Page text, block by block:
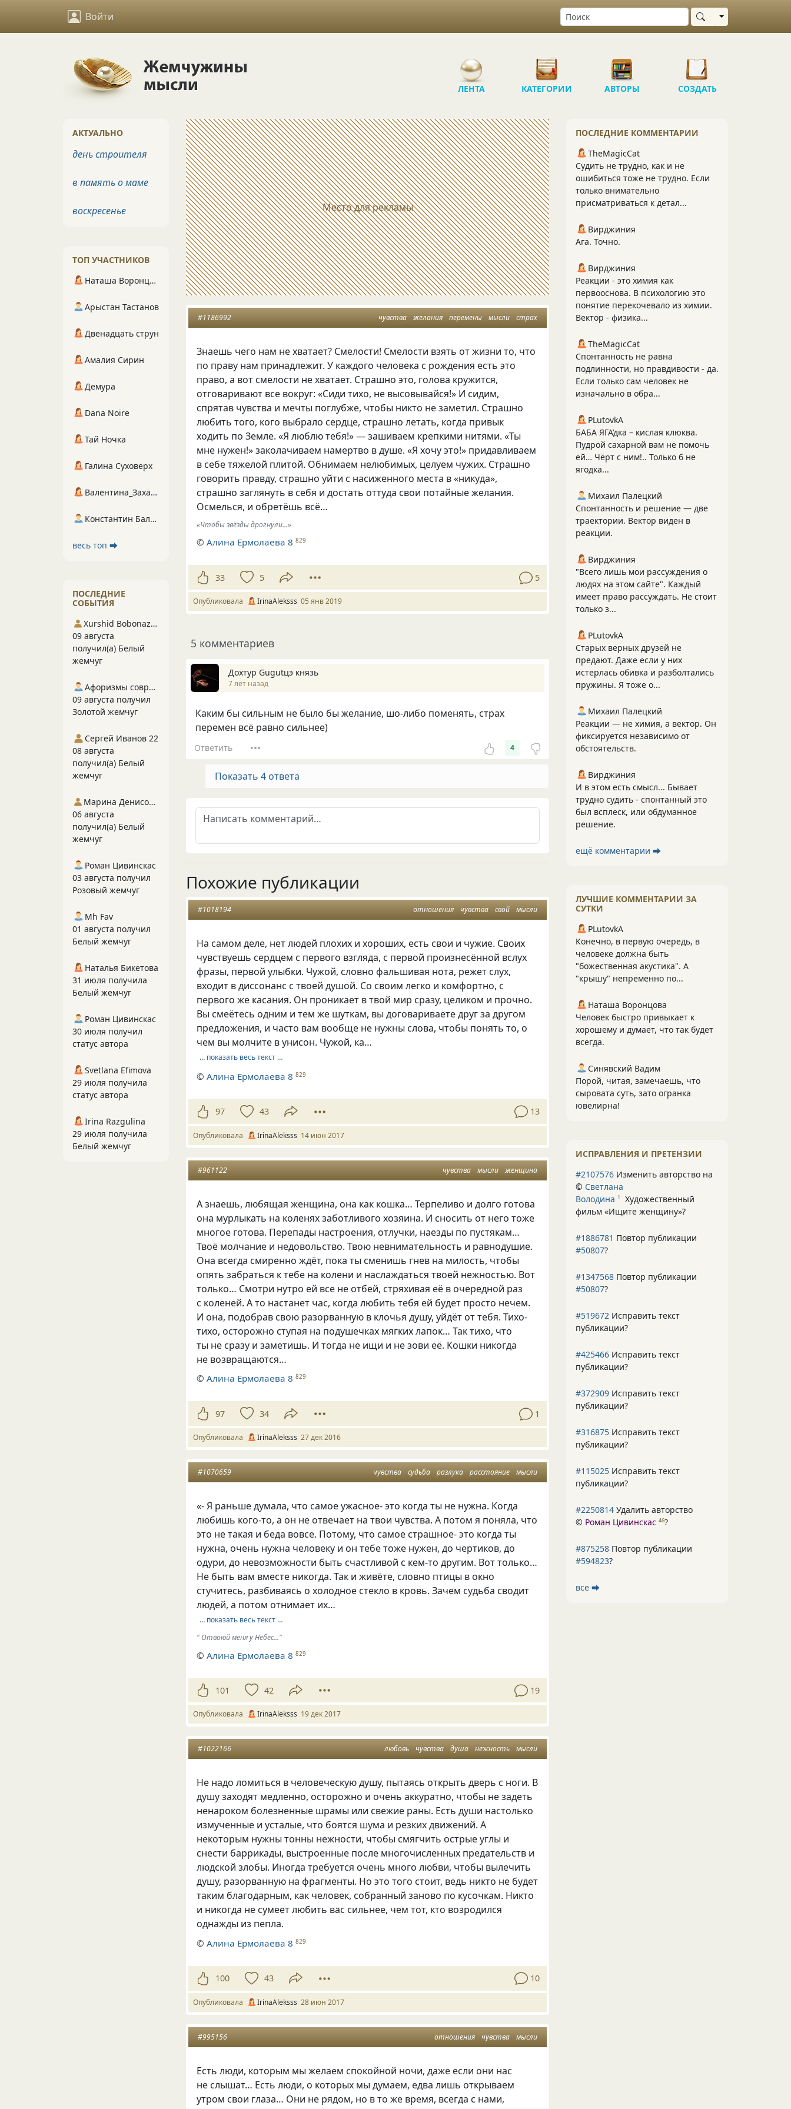
Войти Выбрать область
ЛЕНТА КАТЕГОРИИ АВТОРЫ СОЗДАТЬ
Место для рекламы
чувства желания перемены мысли страх
#1186992
Знаешь чего нам не хватает? Смелости! Смелости взять от жизни то, что
по праву нам принадлежит. У каждого человека с рождения есть это
право, а вот смелости не хватает. Страшно это, голова кружится,
отговаривают все вокруг: «Сиди тихо, не высовывайся!» И сидим,
спрятав чувства и мечты поглубже, чтобы никто не заметил. Страшно
любить того, кого выбрало сердце, страшно летать, когда привык
ходить по Земле. «Я люблю тебя!» — зашиваем крепкими нитями. «Ты
мне нужен!» заколачиваем намертво в душе. «Я хочу это!» придавливаем
в себе тяжелой плитой. Обнимаем нелюбимых, целуем чужих. Страшно
говорить правду, страшно уйти с насиженного места в «никуда»,
страшно заглянуть в себя и достать оттуда свои потайные желания.
Осмелься, и обретёшь всё…
«Чтобы звёзды дрогнули...»
©Алина Ермолаева 8 829
33 5 5
Опубликовала IrinaAleksss 05 янв 2019
5 комментариев
Дохтур Gugutцэ князь
7 лет назад
Каким бы сильным не было бы желание, шо-либо поменять, страх
перемен всё равно сильнее)
Ответить 4
Показать 4 ответа
Похожие публикации
отношения чувства свой мысли
#1018194
На самом деле, нет людей плохих и хороших, есть свои и чужие. Своих
чувствуешь сердцем с первого взгляда, с первой произнесённой вслух
фразы, первой улыбки. Чужой, словно фальшивая нота, режет слух,
входит в диссонанс с твоей душой. Со своим легко и комфортно, с
первого же касания. Он проникает в твой мир сразу, целиком и прочно.
Вы смеётесь одним и тем же шуткам, вы договариваете друг за другом
предложения, и часто вам вообще не нужны слова, чтобы понять то, о
чем вы молчите в унисон. Чужой, ка…
… показать весь текст …
©Алина Ермолаева 8 829
97 43 13
Опубликовала IrinaAleksss 14 июн 2017
чувства мысли женщина
#961122
А знаешь, любящая женщина, она как кошка… Терпеливо и долго готова
она мурлыкать на коленях заботливого хозяина. И сносить от него тоже
многое готова. Перепады настроения, отлучки, наезды по пустякам…
Твоё молчание и недовольство. Твою невнимательность и равнодушие.
Она всегда смиренно ждёт, пока ты сменишь гнев на милость, чтобы
опять забраться к тебе на колени и наслаждаться твоей нежностью. Вот
только… Смотри нутро ей все не отбей, стряхивая её в очередной раз
с коленей. А то настанет час, когда любить тебя ей будет просто нечем.
И она, подобрав свою разорванную в клочья душу, уйдёт от тебя. Тихо-
тихо, осторожно ступая на подушечках мягких лапок… Так тихо, что
ты не сразу и заметишь. И тогда не ищи и не зови её. Кошки никогда
не возвращаются…
©Алина Ермолаева 8 829
97 34 1
Опубликовала IrinaAleksss 27 дек 2016
чувства судьба разлука расстояние мысли
#1070659
«- Я раньше думала, что самое ужасное- это когда ты не нужна. Когда
любишь кого-то, а он не отвечает на твои чувства. А потом я поняла, что
это не такая и беда вовсе. Потому, что самое страшное- это когда ты
нужна, очень нужна человеку и он тебе тоже нужен, до чертиков, до
одури, до невозможности быть счастливой с кем-то другим. Вот только…
Не быть вам вместе никогда. Так и живёте, словно птицы в окно
стучитесь, разбиваясь о холодное стекло в кровь. Зачем судьба сводит
людей, а потом отнимает их…
… показать весь текст …
" Отвоюй меня у Небес..."
©Алина Ермолаева 8 829
101 42 19
Опубликовала IrinaAleksss 19 дек 2017
любовь чувства душа нежность мысли
#1022166
Не надо ломиться в человеческую душу, пытаясь открыть дверь с ноги. В
душу заходят медленно, осторожно и очень аккуратно, чтобы не задеть
ненароком болезненные шрамы или свежие раны. Есть души настолько
измученные и усталые, что боятся шума и резких движений. А
некоторым нужны тонны нежности, чтобы смягчить острые углы и
снести баррикады, выстроенные после многочисленных предательств и
людской злобы. Иногда требуется очень много любви, чтобы вылечить
душу, разорванную на фрагменты. Но это того стоит, ведь никто не будет
таким благодарным, как человек, собранный заново по кусочкам. Никто
и никогда не сумеет любить вас сильнее, чем тот, кто возродился
однажды из пепла.
©Алина Ермолаева 8 829
100 43 10
Опубликовала IrinaAleksss 28 июн 2017
отношения чувства мысли
#995156
Есть люди, которым мы желаем спокойной ночи, даже если они нас
не слышат… Есть люди, о которых мы думаем, едва лишь открываем
утром свои глаза… Они не рядом, но в то же время, всегда с нами,
ПОСЛЕДНИЕ КОММЕНТАРИИ
TheMagicCat
Судить не трудно, как и не
ошибиться тоже не трудно. Если
только внимательно
присматриваться к детал...
Вирджиния
Ага. Точно.
Вирджиния
Реакции - это химия как
первооснова. В психологию это
понятие перекочевало из химии.
Вектор - физика...
TheMagicCat
Спонтанность не равна
подлинности, но правдивости - да.
Если только сам человек не
изначально в обра...
PLutоvkА
БАБА ЯГА’дка – кислая клюква.
Пудрой сахарной вам не помочь
ей… Чёрт с ним!.. Только б не
ягодка...
Михаил Палецкий
Спонтанность и решение — две
траектории. Вектор виден в
реакции.
Вирджиния
"Всего лишь мои рассуждения о
людях на этом сайте". Каждый
имеет право рассуждать. Не стоит
только з...
PLutоvkА
Старых верных друзей не
предают. Даже если у них
истерлась обивка и разболтались
пружины. Я тоже о...
Михаил Палецкий
Реакции — не химия, а вектор. Он
фиксируется независимо от
обстоятельств.
Вирджиния
И в этом есть смысл... Бывает
трудно судить - спонтанный это
был всплеск, или обдуманное
решение.
ещё комментарии ⮕
ЛУЧШИЕ КОММЕНТАРИИ ЗА
СУТКИ
PLutоvkА
Конечно, в первую очередь, в
человеке должна быть
"божественная акустика". А
"крышу" непременно по...
Наташа Воронцова
Человек быстро привыкает к
хорошему и думает, что так будет
всегда.
Синявский Вадим
Порой, читая, замечаешь, что
сыровата суть, зато огранка
ювелирна!
ИСПРАВЛЕНИЯ И ПРЕТЕНЗИИ
#2107576 Изменить авторство на
© Светлана
Володина 1
Художественный
фильм «Ищите женщину»?
#1886781 Повтор публикации
#50807?
#1347568 Повтор публикации
#50807?
#519672 Исправить текст
публикации?
#425466 Исправить текст
публикации?
#372909 Исправить текст
публикации?
#316875 Исправить текст
публикации?
#115025 Исправить текст
публикации?
#2250814 Удалить авторство
© Роман Цивинскас 46?
#875258 Повтор публикации
#594823?
все ⮕
АКТУАЛЬНО
день строителя
в память о маме
воскресенье
ТОП УЧАСТНИКОВ
Наташа Воронцова
Арыстан Тастанов
Двенадцать струн
Амалия Сирин
Демура
Dana Noire
Тай Ночка
Галина Суховерх
Валентина_Захарова
Константин Балухта
весь топ ⮕
ПОСЛЕДНИЕ
СОБЫТИЯ
Xurshid Bobonazarov
09 августа
получил(а) Белый
жемчуг
Афоризмы современников
09 августа получил
Золотой жемчуг
Сергей Иванов 22
08 августа
получил(а) Белый
жемчуг
Марина Денисова 5
06 августа
получил(а) Белый
жемчуг
Роман Цивинскас
03 августа получил
Розовый жемчуг
Mh Fav
01 августа получил
Белый жемчуг
Наталья Бикетова
31 июля получила
Белый жемчуг
Роман Цивинскас
30 июля получил
статус автора
Svetlana Efimova
29 июля получила
статус автора
Irina Razgulina
29 июля получила
Белый жемчуг